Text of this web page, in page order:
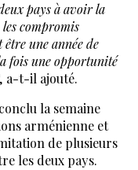
pays à avoir la
compromis
être une année de
fois une opportunité
a-t-il ajouté.
la semaine
arménienne et
de plusieurs
les deux pays.